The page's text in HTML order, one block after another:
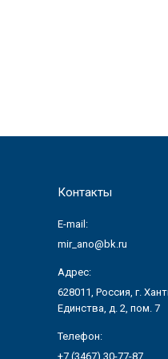
Контакты
E-mail:
mir_ano@bk.ru
Адрес:
628011, Россия, г.
Единства, д. 2, пом. 7
Телефон:
+7 (3467) 30-77-87